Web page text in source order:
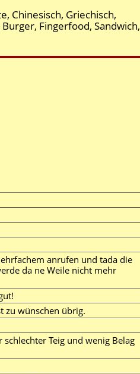
Chinesisch, Griechisch,
Fingerfood, Sandwich,
anrufen und tada die
da ne Weile nicht mehr
zu wünschen übrig.
Teig und wenig Belag